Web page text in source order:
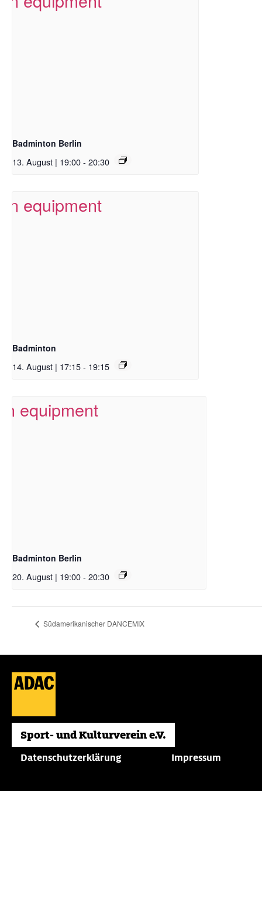
Badminton Berlin
13. August | 19:00- 20:30
Badminton
14. August | 17:15- 19:15
Badminton Berlin
20. August | 19:00- 20:30
Südamerikanischer DANCEMIX
Datenschutzerklärung Impressum